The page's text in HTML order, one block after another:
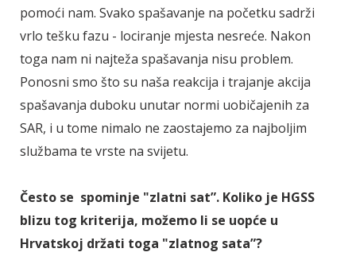
pomoći nam. Svako spašavanje na početku sadrži
vrlo tešku fazu - lociranje mjesta nesreće. Nakon
toga nam ni najteža spašavanja nisu problem.
Ponosni smo što su naša reakcija i trajanje akcija
spašavanja duboku unutar normi uobičajenih za
SAR, i u tome nimalo ne zaostajemo za najboljim
službama te vrste na svijetu.
Često se spominje "zlatni sat”. Koliko je HGSS
blizu tog kriterija, možemo li se uopće u
Hrvatskoj držati toga "zlatnog sata”?